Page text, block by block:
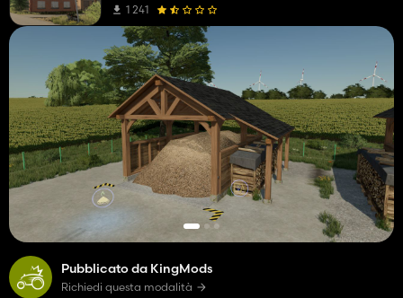
Pubblicato da KingMods
Richiedi questa modalità
1 241